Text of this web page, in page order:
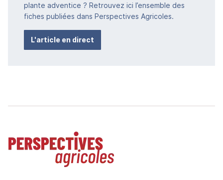
plante adventice ? Retrouvez ici l’ensemble des
fiches publiées dans Perspectives Agricoles.
L'article en direct